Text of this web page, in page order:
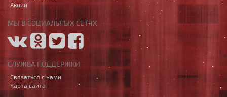
Акции
МЫ В СОЦИАЛЬНЫХ СЕТЯХ
СЛУЖБА ПОДДЕРЖКИ
Связаться с нами
Карта сайта